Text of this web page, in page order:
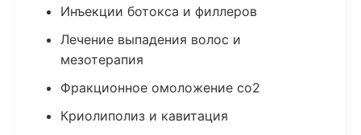
Инъекции ботокса и филлеров
Лечение выпадения волос и
мезотерапия
Фракционное омоложение co2
Криолиполиз и кавитация